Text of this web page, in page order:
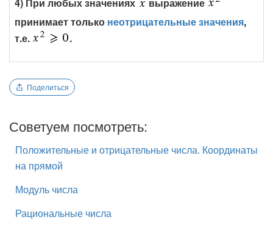
4) При любых значениях
выражение
принимает только неотрицательные значения,
т.е.
.
Поделиться
Советуем посмотреть:
Положительные и отрицательные числа. Координаты
на прямой
Модуль числа
Рациональные числа